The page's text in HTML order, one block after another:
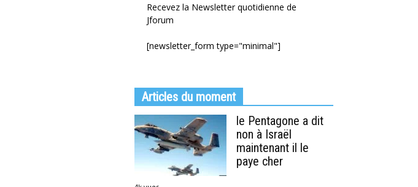
Recevez la Newsletter quotidienne de
Jforum
[newsletter_form type="minimal"]
Articles du moment
le Pentagone a dit
non à Israël
maintenant il le
paye cher